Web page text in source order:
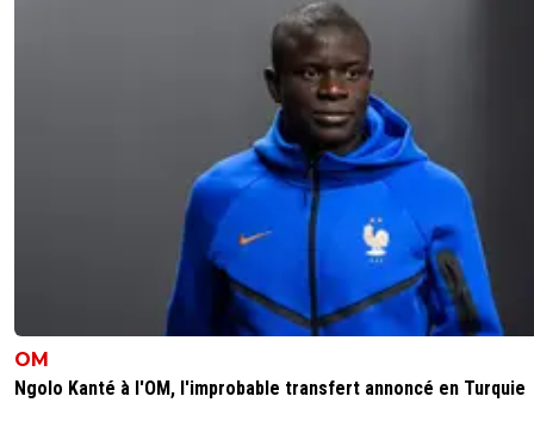
OM
Ngolo Kanté à l'OM, l'improbable transfert annoncé en Turquie